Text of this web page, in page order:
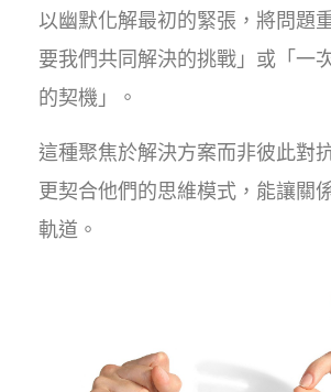
以幽默化解最初的緊張，將問題
要我們共同解決的挑戰」或「一
的契機」。
這種聚焦於解決方案而非彼此對
更契合他們的思維模式，能讓關
軌道。